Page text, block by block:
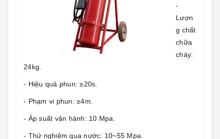
-
Lượn
g chất
chữa
cháy:
24kg.
- Hiệu quả phun: ≥20s.
- Phạm vi phun: ≥4m.
- Áp suất vận hành: 10 Mpa.
- Thử nghiệm qua nước: 10~55 Mpa.